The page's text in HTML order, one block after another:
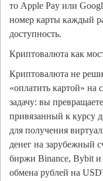
то Apple Pay или
номер карты каждый
доступность.
Криптовалюта как
Криптовалюта не
«оплатить картой»
задачу: вы
привязанный к курсу
для получения
денег на зарубежный
биржи Binance, Bybit и
обмена рублей на